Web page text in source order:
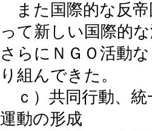
また国際的な反帝
って新しい国際的
さらにＮＧＯ活動
り組んできた。
ｃ）共同行動、統
運動の形成